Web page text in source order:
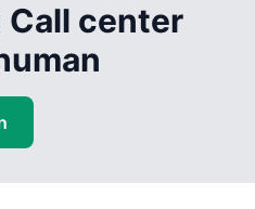
Call center